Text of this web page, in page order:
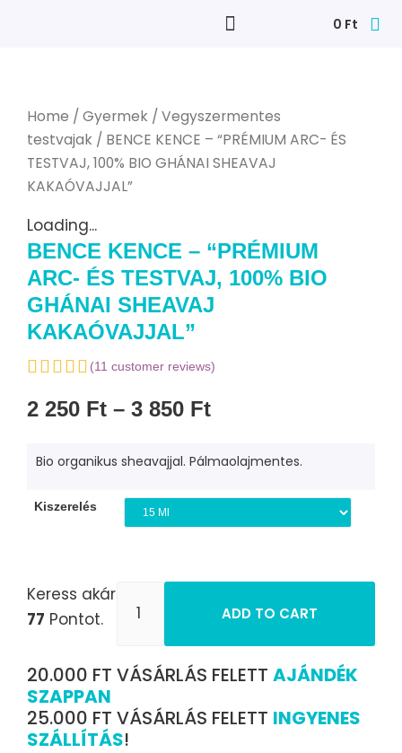
0 Ft
Home / Gyermek / Vegyszermentes
testvajak / BENCE KENCE – “PRÉMIUM ARC- ÉS
TESTVAJ, 100% BIO GHÁNAI SHEAVAJ
KAKAÓVAJJAL”
Loading...
BENCE KENCE – “PRÉMIUM
ARC- ÉS TESTVAJ, 100% BIO
GHÁNAI SHEAVAJ
KAKAÓVAJJAL”
(11 customer reviews)
2 250 Ft – 3 850 Ft
Bio organikus sheavajjal. Pálmaolajmentes.
Kiszerelés
Keress akár
77 Pontot. ADD TO CART
20.000 FT VÁSÁRLÁS FELETT AJÁNDÉK
SZAPPAN
25.000 FT VÁSÁRLÁS FELETT INGYENES
SZÁLLÍTÁS!